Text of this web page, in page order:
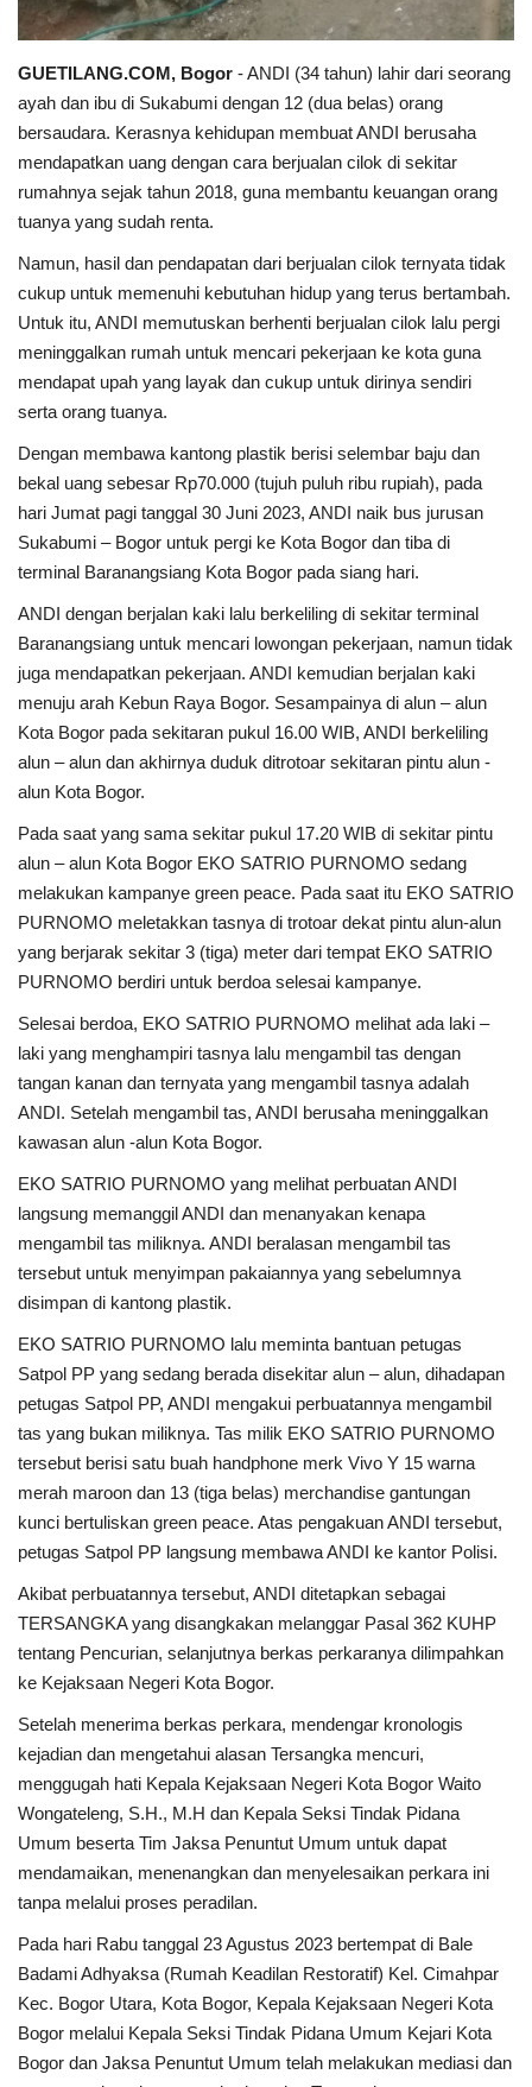
Kesehatan
Layanan Publik
Perempuan/Anak
GUETILANG.COM, Bogor - ANDI (34 tahun) lahir dari seorang
ayah dan ibu di Sukabumi dengan 12 (dua belas) orang
bersaudara. Kerasnya kehidupan membuat ANDI berusaha
mendapatkan uang dengan cara berjualan cilok di sekitar
rumahnya sejak tahun 2018, guna membantu keuangan orang
tuanya yang sudah renta.
Namun, hasil dan pendapatan dari berjualan cilok ternyata tidak
cukup untuk memenuhi kebutuhan hidup yang terus bertambah.
Untuk itu, ANDI memutuskan berhenti berjualan cilok lalu pergi
meninggalkan rumah untuk mencari pekerjaan ke kota guna
mendapat upah yang layak dan cukup untuk dirinya sendiri
serta orang tuanya.
Dengan membawa kantong plastik berisi selembar baju dan
bekal uang sebesar Rp70.000 (tujuh puluh ribu rupiah), pada
hari Jumat pagi tanggal 30 Juni 2023, ANDI naik bus jurusan
Sukabumi – Bogor untuk pergi ke Kota Bogor dan tiba di
terminal Baranangsiang Kota Bogor pada siang hari.
ANDI dengan berjalan kaki lalu berkeliling di sekitar terminal
Baranangsiang untuk mencari lowongan pekerjaan, namun tidak
juga mendapatkan pekerjaan. ANDI kemudian berjalan kaki
menuju arah Kebun Raya Bogor. Sesampainya di alun – alun
Kota Bogor pada sekitaran pukul 16.00 WIB, ANDI berkeliling
alun – alun dan akhirnya duduk ditrotoar sekitaran pintu alun -
alun Kota Bogor.
Pada saat yang sama sekitar pukul 17.20 WIB di sekitar pintu
alun – alun Kota Bogor EKO SATRIO PURNOMO sedang
melakukan kampanye green peace. Pada saat itu EKO SATRIO
PURNOMO meletakkan tasnya di trotoar dekat pintu alun-alun
yang berjarak sekitar 3 (tiga) meter dari tempat EKO SATRIO
PURNOMO berdiri untuk berdoa selesai kampanye.
Selesai berdoa, EKO SATRIO PURNOMO melihat ada laki –
laki yang menghampiri tasnya lalu mengambil tas dengan
tangan kanan dan ternyata yang mengambil tasnya adalah
ANDI. Setelah mengambil tas, ANDI berusaha meninggalkan
kawasan alun -alun Kota Bogor.
EKO SATRIO PURNOMO yang melihat perbuatan ANDI
langsung memanggil ANDI dan menanyakan kenapa
mengambil tas miliknya. ANDI beralasan mengambil tas
tersebut untuk menyimpan pakaiannya yang sebelumnya
disimpan di kantong plastik.
EKO SATRIO PURNOMO lalu meminta bantuan petugas
Satpol PP yang sedang berada disekitar alun – alun, dihadapan
petugas Satpol PP, ANDI mengakui perbuatannya mengambil
tas yang bukan miliknya. Tas milik EKO SATRIO PURNOMO
tersebut berisi satu buah handphone merk Vivo Y 15 warna
merah maroon dan 13 (tiga belas) merchandise gantungan
kunci bertuliskan green peace. Atas pengakuan ANDI tersebut,
petugas Satpol PP langsung membawa ANDI ke kantor Polisi.
Akibat perbuatannya tersebut, ANDI ditetapkan sebagai
TERSANGKA yang disangkakan melanggar Pasal 362 KUHP
tentang Pencurian, selanjutnya berkas perkaranya dilimpahkan
ke Kejaksaan Negeri Kota Bogor.
Setelah menerima berkas perkara, mendengar kronologis
kejadian dan mengetahui alasan Tersangka mencuri,
menggugah hati Kepala Kejaksaan Negeri Kota Bogor Waito
Wongateleng, S.H., M.H dan Kepala Seksi Tindak Pidana
Umum beserta Tim Jaksa Penuntut Umum untuk dapat
mendamaikan, menenangkan dan menyelesaikan perkara ini
tanpa melalui proses peradilan.
Pada hari Rabu tanggal 23 Agustus 2023 bertempat di Bale
Badami Adhyaksa (Rumah Keadilan Restoratif) Kel. Cimahpar
Kec. Bogor Utara, Kota Bogor, Kepala Kejaksaan Negeri Kota
Bogor melalui Kepala Seksi Tindak Pidana Umum Kejari Kota
Bogor dan Jaksa Penuntut Umum telah melakukan mediasi dan